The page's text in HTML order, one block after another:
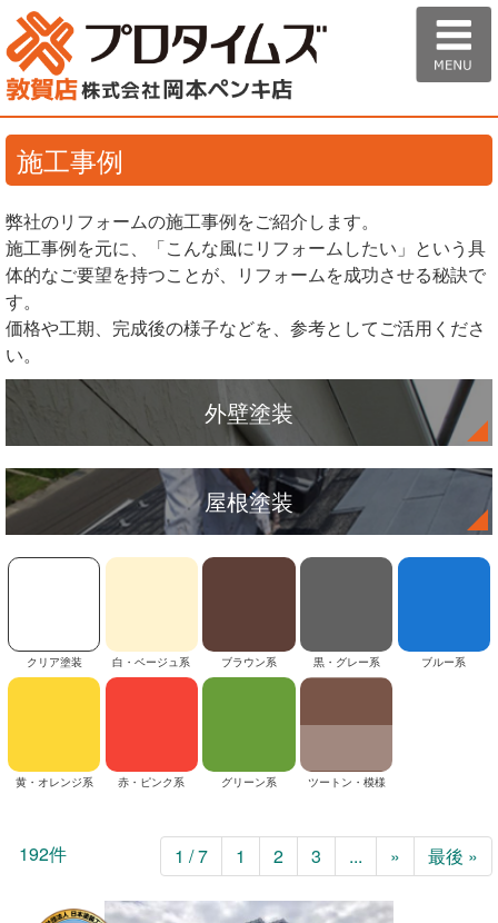
施工事例
弊社のリフォームの施工事例をご紹介します。
施工事例を元に、「こんな風にリフォームしたい」という具
体的なご要望を持つことが、リフォームを成功させる秘訣で
す。
価格や工期、完成後の様子などを、参考としてご活用くださ
い。
外壁塗装
屋根塗装
クリア塗装 白・ベージュ系 ブラウン系 黒・グレー系 ブルー系
黄・オレンジ系 赤・ピンク系 グリーン系 ツートン・模様
192件 1 / 7 1 2 3 ... » 最後 »